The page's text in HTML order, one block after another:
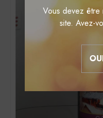
Vous devez être
site. Avez-